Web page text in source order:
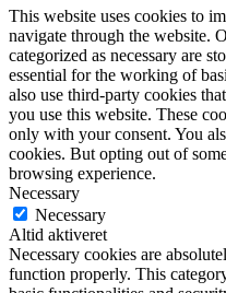
This website uses cookies to
navigate through the website.
categorized as necessary are
essential for the working of
also use third-party cookies
you use this website. These
only with your consent. You
cookies. But opting out of
browsing experience.
Necessary
Necessary
Altid aktiveret
Necessary cookies are
function properly. This